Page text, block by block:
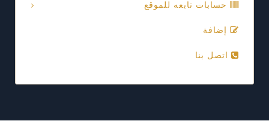
حسابات تابعه للموقع
إضافة
اتصل بنا